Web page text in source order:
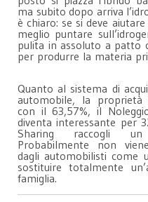
ma subito dopo arriva
è chiaro: se si deve
meglio puntare
pulita in assoluto a patto
per produrre la materia
Quanto al sistema di
automobile, la proprietà
con il 63,57%, il
diventa interessante per
Sharing raccogli
Probabilmente non
dagli automobilisti come
sostituire totalmente
famiglia.